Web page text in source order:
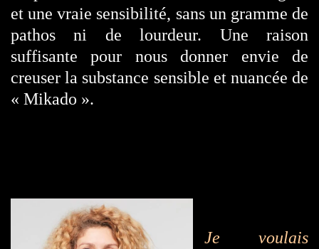
et une vraie sensibilité, sans un gramme de
pathos ni de lourdeur. Une raison
suffisante pour nous donner envie de
creuser la substance sensible et nuancée de
« Mikado ».
Je voulais